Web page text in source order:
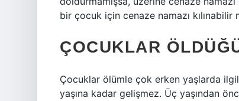
bir çocuk için cenaze namazı kılınabilir
ÇOCUKLAR
Çocuklar ölümle çok erken yaşlarda
yaşına kadar gelişmez. Üç yaşından